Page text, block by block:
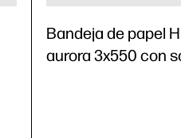
Bandeja de papel
aurora 3x550 con